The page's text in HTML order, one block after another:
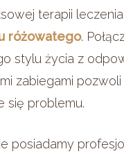
terapii leczenia
różowatego.
stylu życia z
zabiegami pozwoli
się problemu.
posiadamy